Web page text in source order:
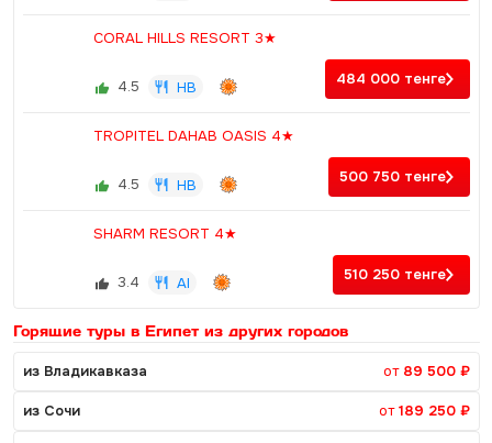
CORAL HILLS RESORT 3★
4.5 HB 484 000 тенге
TROPITEL DAHAB OASIS 4★
4.5 HB 500 750 тенге
SHARM RESORT 4★
3.4 AI 510 250 тенге
Горящие туры в Египет из других городов
из Владикавказа от 89 500 ₽
из Сочи от 189 250 ₽